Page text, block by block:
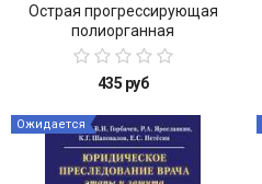
Острая прогрессирующая
полиорганная
недостаточность и
коррекции гомеостаза в
хирургии
435 руб
Ожидается